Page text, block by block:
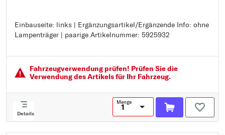
Einbauseite: links | Ergänzungsartikel/Ergänzende Info: ohne
Lampenträger | paarige Artikelnummer: 5925932
Einbauseite: links
Ergänzungsartikel/Ergänzende Info: ohne Lampenträger
Fahrzeugver­wendung prüfen! Prüfen Sie die
Verwendung des Artikels für Ihr Fahrzeug.
Details
Menge